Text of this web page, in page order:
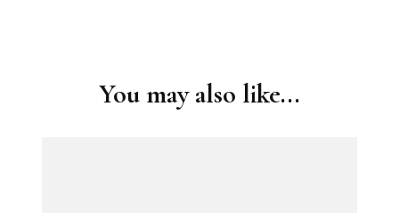
You may also like...